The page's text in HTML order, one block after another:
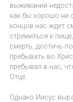
выживании
как бы хорошо ни
концов нас ждет
стремиться к
смерть, достичь
пребывать во
пребывал в нас,
Отце.
Однако Иисус